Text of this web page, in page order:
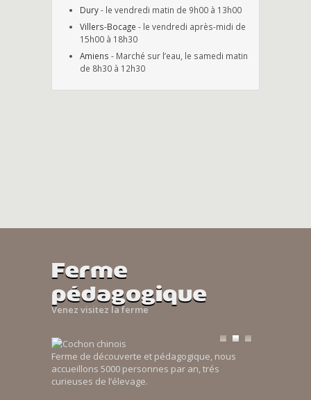
Dury- le vendredi matin de 9h00 à 13h00
Villers-Bocage - le vendredi après-midi de
15h00 à 18h30
Amiens - Marché sur l’eau, le samedi matin
de 8h30 à 12h30
Ferme
pédagogique
Venez visitez la ferme
Ferme de découverte et pédagogique, nous
accueillons 5000 personnes par an, trés
curieuses de l’élevage.